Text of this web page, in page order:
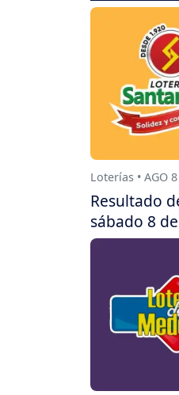
Loterías • AGO
Resultado
sábado 8